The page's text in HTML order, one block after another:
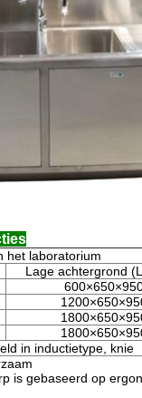
het laboratorium
Lage achtergrond
in inductietype, knie
is gebaseerd op